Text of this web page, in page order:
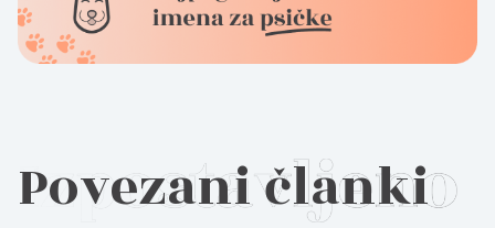
Povezani članki